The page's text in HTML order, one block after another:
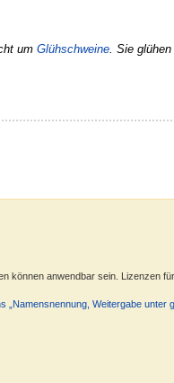
um Glühschweine . Sie
können anwendbar sein. Lizenzen